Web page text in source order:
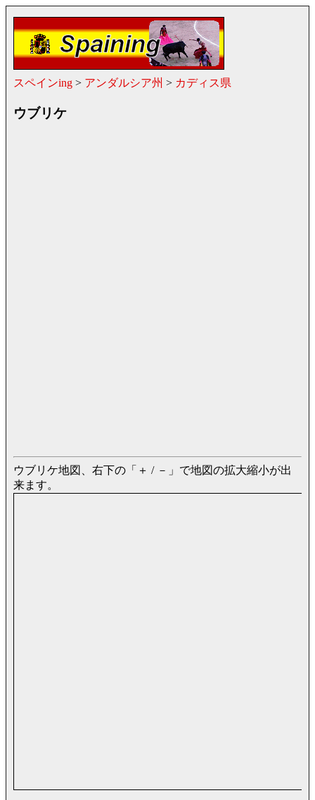
スペインing > アンダルシア州 > カディス県
ウブリケ
ウブリケ地図、右下の「＋ / －」で地図の拡大縮小が出
来ます。